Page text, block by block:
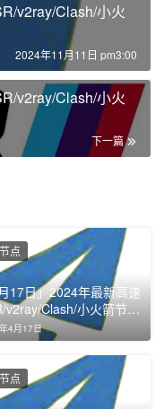
v2ray/Clash/小火
2024年11月11日 pm3:00
v2ray/Clash/小火
下一篇
17日」2024年最新高速
v2ray/Clash/小火箭节点
享
4月17日
点
点